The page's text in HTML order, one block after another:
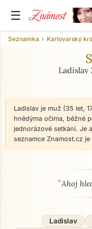
☰ Známost
Seznamka Karlovarský
Ladislav
Ladislav je muž (35 let,
hnědýma očima, běžné
jednorázové setkání. Je
seznamce Znamost.cz je
O mně - seznamka
“Ahoj
Ladislav